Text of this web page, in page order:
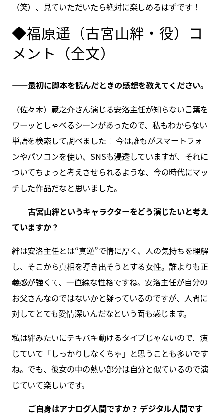
（笑）、見ていただいたら絶対に楽しめるはずです！
◆福原遥（古宮山絆・役）コ
メント（全文）
――最初に脚本を読んだときの感想を教えてください。
（佐々木）蔵之介さん演じる安洛主任が知らない言葉を
ワーッとしゃべるシーンがあったので、私もわからない
単語を検索して調べました！ 今は誰もがスマートフォ
ンやパソコンを使い、SNSも浸透していますが、それに
ついてちょっと考えさせられるような、今の時代にマッ
チした作品だなと思いました。
――古宮山絆というキャラクターをどう演じたいと考え
ていますか？
絆は安洛主任とは“真逆”で情に厚く、人の気持ちを理解
し、そこから真相を導き出そうとする女性。誰よりも正
義感が強くて、一直線な性格ですね。安洛主任が自分の
お父さんなのではないかと疑っているのですが、人間に
対してとても愛情深いんだなという面も感じます。
私は絆みたいにテキパキ動けるタイプじゃないので、演
じていて「しっかりしなくちゃ」と思うことも多いです
ね。でも、彼女の中の熱い部分は自分と似ているので演
じていて楽しいです。
――ご自身はアナログ人間ですか？ デジタル人間です